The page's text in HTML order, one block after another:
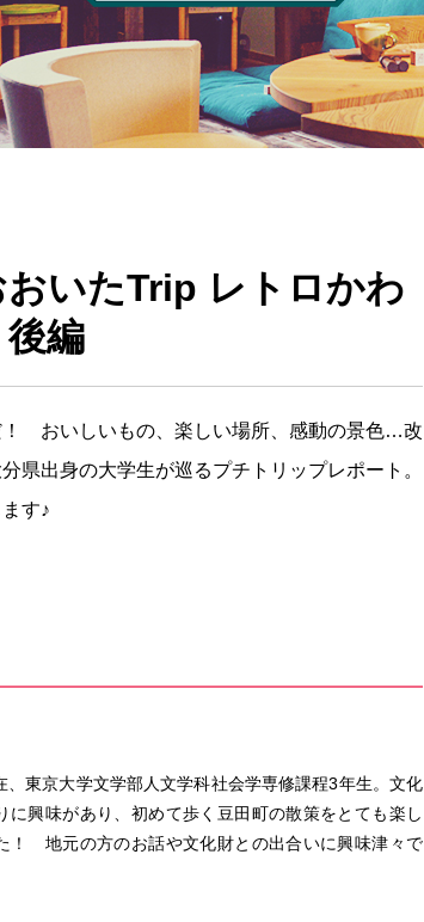
いたTrip レトロかわ
編
！ おいしいもの、楽しい場所、感動の景色…改
県出身の大学生が巡るプチトリップレポート。
す♪
、東京大学文学部人文学科社会学専修課程3年生。文化
に興味があり、初めて歩く豆田町の散策をとても楽し
！ 地元の方のお話や文化財との出合いに興味津々で